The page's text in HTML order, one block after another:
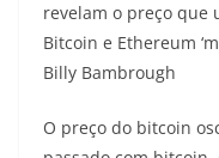
revelam o preço que
Bitcoin e Ethereum
Billy Bambrough
O preço do bitcoin